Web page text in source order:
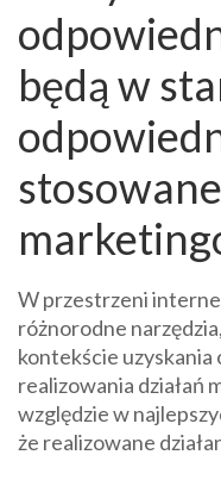
będą w
W przestrzeni
różnorodne
kontekście
realizowania działań
względzie w
że realizowane